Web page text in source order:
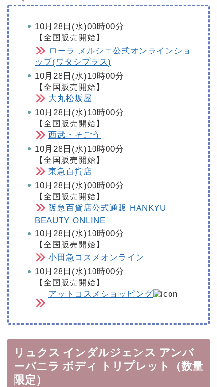
10月28日(水)00時00分
【全国販売開始】
ローラ メルシエ公式オンラインショ
ップ(ワタシプラス)
10月28日(水)10時00分
【全国販売開始】
大丸松坂屋
10月28日(水)10時00分
【全国販売開始】
西武・そごう
10月28日(水)10時00分
【全国販売開始】
東急百貨店
10月28日(水)00時00分
【全国販売開始】
阪急百貨店公式通販 HANKYU
BEAUTY ONLINE
10月28日(水)10時00分
【全国販売開始】
小田急コスメオンライン
10月28日(水)10時00分
【全国販売開始】
アットコスメショッピング
リュクス インダルジェンス アンバ
ーバニラ ボディ トリプレット（数量
限定）